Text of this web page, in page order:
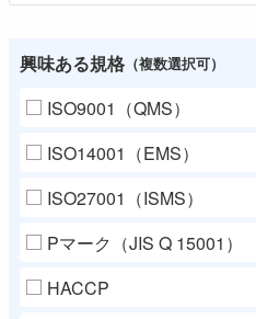
興味ある規格 （複数選択可）
ISO9001（QMS）
ISO14001（EMS）
ISO27001（ISMS）
Pマーク（JIS Q 15001）
HACCP